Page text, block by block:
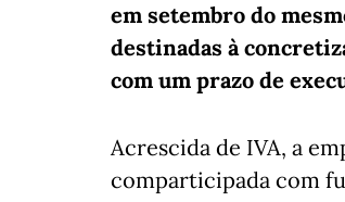
em setembro do
destinadas à
com um prazo de
Acrescida de IVA, a
comparticipada com